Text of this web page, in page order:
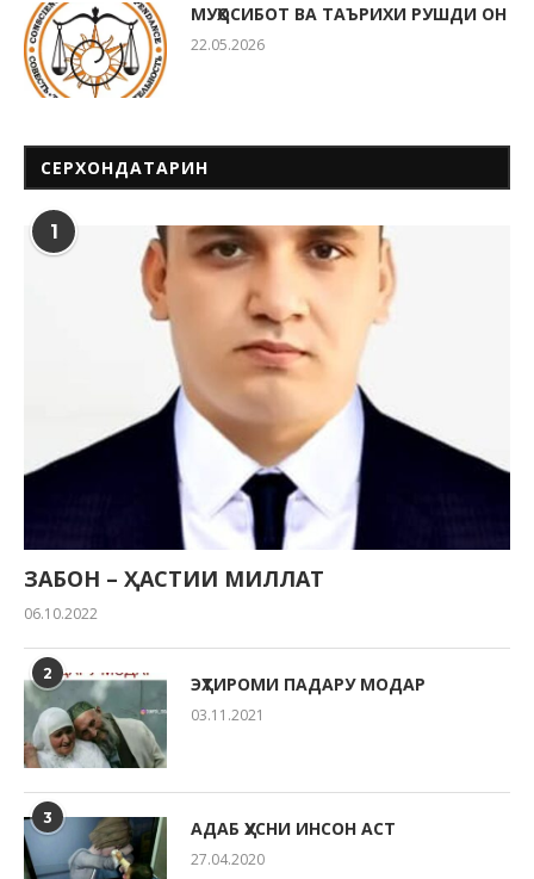
МУҲОСИБОТ ВА ТАЪРИХИ РУШДИ ОН
22.05.2026
СЕРХОНДАТАРИН
1
ЗАБОН – ҲАСТИИ МИЛЛАТ
06.10.2022
2 ЭҲТИРОМИ ПАДАРУ МОДАР
03.11.2021
3 АДАБ ҲУСНИ ИНСОН АСТ
27.04.2020